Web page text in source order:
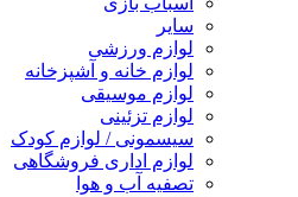
سایر
لوازم ورزشی
لوازم خانه و آشپزخانه
لوازم موسیقی
لوازم تزئینی
سیسمونی / لوازم کودک
لوازم اداری فروشگاهی
تصفیه آب و هوا